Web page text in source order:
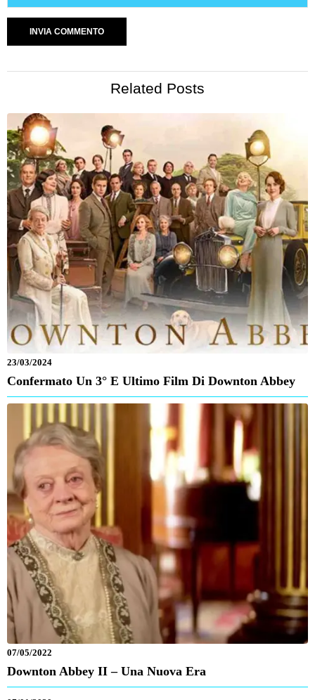
Related Posts
23/03/2024
Confermato Un 3° E Ultimo Film Di Downton Abbey
07/05/2022
Downton Abbey II – Una Nuova Era